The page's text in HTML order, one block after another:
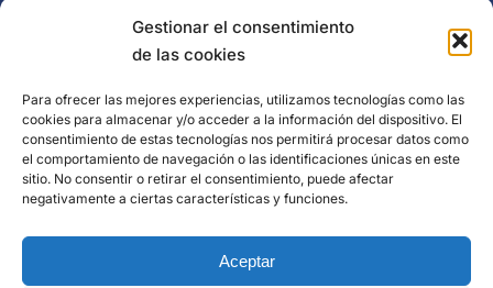
Gestionar el consentimiento
de las cookies
Para ofrecer las mejores experiencias, utilizamos tecnologías como las
cookies para almacenar y/o acceder a la información del dispositivo. El
consentimiento de estas tecnologías nos permitirá procesar datos como
el comportamiento de navegación o las identificaciones únicas en este
sitio. No consentir o retirar el consentimiento, puede afectar
negativamente a ciertas características y funciones.
Aceptar
Página de contacto
Puerto Banús, Marbella